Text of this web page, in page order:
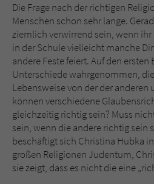
Die Frage nach der richtigen
Menschen schon sehr lange.
ziemlich verwirrend sein, wenn
in der Schule vielleicht manche
andere Feste feiert. Auf den
Unterschiede wahrgenommen,
Lebensweise von der der anderen
können verschiedene
gleichzeitig richtig sein? Muss
sein, wenn die andere richtig sein
beschäftigt sich Christina Hubka
großen Religionen Judentum,
sie zeigt, dass es nicht die eine
Zweck
Dieses Cookie
Kommunikation
Benutzer. Es wird
Sicherheitscode
überprüfen.